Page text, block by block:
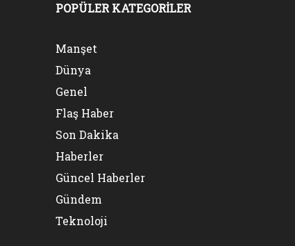
POPÜLER KATEGORİLER
Manşet
Dünya
Genel
Flaş Haber
Son Dakika
Haberler
Güncel Haberler
Gündem
Teknoloji